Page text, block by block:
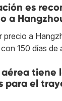
es
a
precio a
150 días de
tiene
para el